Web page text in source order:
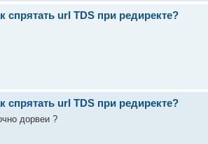
спрятать url TDS при редиректе?
спрятать url TDS при редиректе?
дорвеи ?